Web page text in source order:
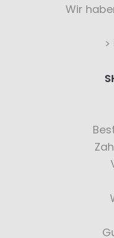
Wir
>